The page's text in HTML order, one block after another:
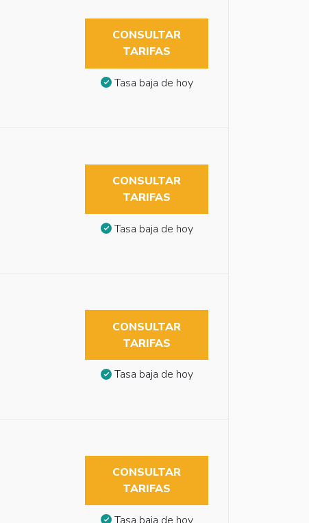
CONSULTAR
TARIFAS
Tasa baja de hoy
CONSULTAR
TARIFAS
Tasa baja de hoy
CONSULTAR
TARIFAS
Tasa baja de hoy
CONSULTAR
TARIFAS